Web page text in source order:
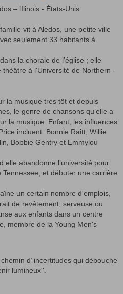
– lIlinois - États-Unis
vit à Aledos, une petite ville
seulement 33 habitants à
la chorale de l’église ; elle
à l'Université de Northern -
la musique très tôt et depuis
le genre de chansons qu’elle a
la musique. Enfant, les influences
incluent: Bonnie Raitt, Willie
Bobbie Gentry et Emmylou
elle abandonne l’université pour
et débuter une carrière
un certain nombre d'emplois,
de revêtement, serveuse ou
aux enfants dans un centre
membre de la Young Men's
d’ incertitudes qui débouche
lumineux''.